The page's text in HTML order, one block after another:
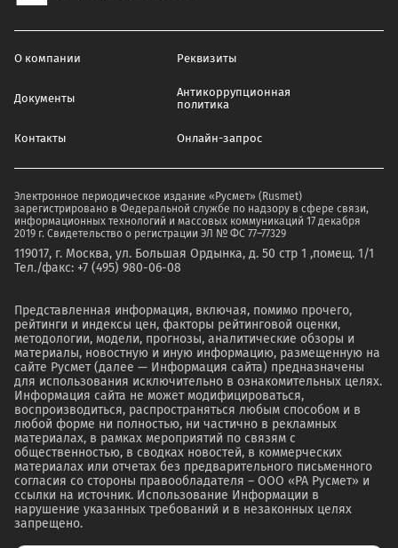
О компании Реквизиты
Документы
Антикоррупционная
политика
Контакты Онлайн-запрос
Электронное периодическое издание «Русмет» (Rusmet)
зарегистрировано в Федеральной службе по надзору в сфере связи,
информационных технологий и массовых коммуникаций 17 декабря
2019 г. Свидетельство о регистрации ЭЛ № ФС 77–77329
119017, г. Москва, ул. Большая Ордынка, д. 50 стр 1 ,помещ. 1/1
Тел./факс: +7 (495) 980-06-08
Представленная информация, включая, помимо прочего,
рейтинги и индексы цен, факторы рейтинговой оценки,
методологии, модели, прогнозы, аналитические обзоры и
материалы, новостную и иную информацию, размещенную на
сайте Русмет (далее — Информация сайта) предназначены
для использования исключительно в ознакомительных целях.
Информация сайта не может модифицироваться,
воспроизводиться, распространяться любым способом и в
любой форме ни полностью, ни частично в рекламных
материалах, в рамках мероприятий по связям с
общественностью, в сводках новостей, в коммерческих
материалах или отчетах без предварительного письменного
согласия со стороны правообладателя – ООО «РА Русмет» и
ссылки на источник. Использование Информации в
нарушение указанных требований и в незаконных целях
запрещено.